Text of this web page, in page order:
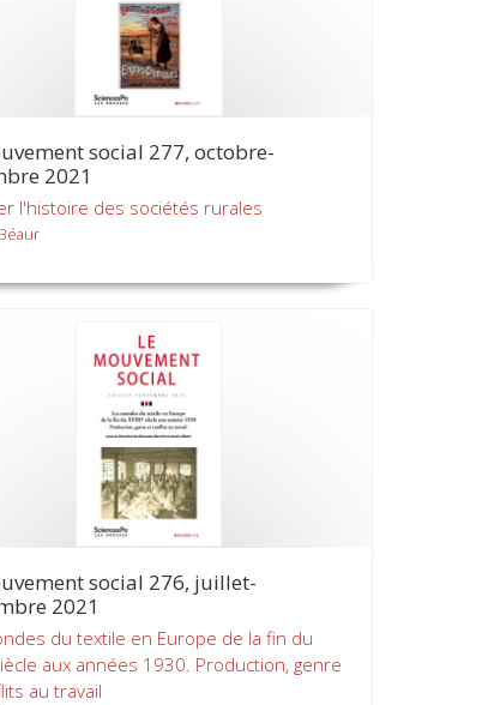
social 277, octobre-
2021
l'histoire des sociétés rurales
social 276, juillet-
2021
du textile en Europe de la fin du
aux années 1930. Production, genre
au travail